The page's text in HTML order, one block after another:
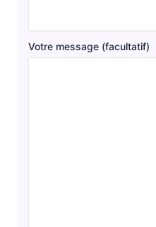
Votre message (facultatif)